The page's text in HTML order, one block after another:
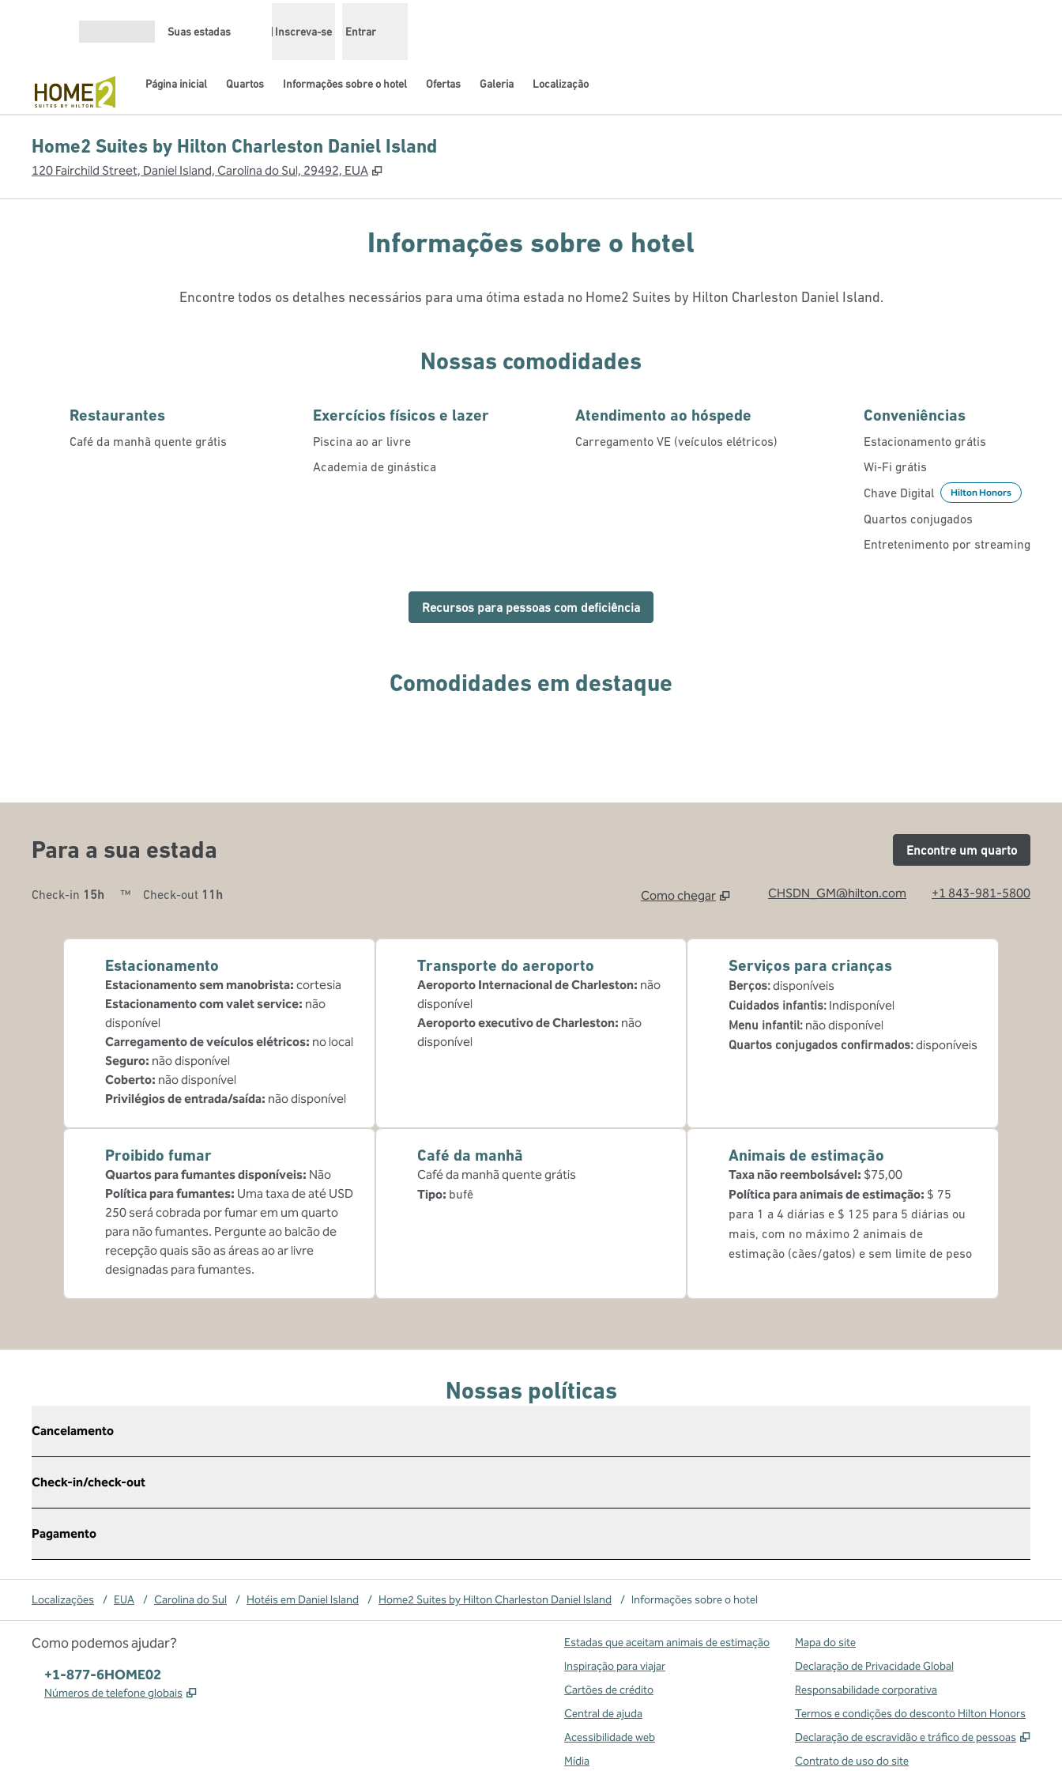
Suas estadas Inscreva-se Entrar
Página inicial Quartos Informações sobre o hotel Ofertas Galeria Localização
Home2 Suites by Hilton Charleston Daniel Island
120 Fairchild Street, Daniel Island, Carolina do Sul, 29492, EUA ,
Informações sobre o hotel
Encontre todos os detalhes necessários para uma ótima estada no Home2 Suites by Hilton Charleston Daniel Island.
Nossas comodidades
Restaurantes
Café da manhã quente grátis
Exercícios físicos e lazer
Piscina ao ar livre
Academia de ginástica
Atendimento ao hóspede
Carregamento VE (veículos elétricos)
Conveniências
Estacionamento grátis
Wi-Fi grátis
Chave Digital
Hilton Honors
Quartos conjugados
Entretenimento por streaming
Recursos para pessoas com deficiência
Comodidades em destaque
Para a sua estada Encontre um quarto
Check-in 15h ™ Check-out 11h
Como chegar
CHSDN_GM@hilton.com +1 843-981-5800
Estacionamento
Estacionamento sem manobrista: cortesia
Estacionamento com valet service: não
disponível
Carregamento de veículos elétricos: no local
Seguro: não disponível
Coberto: não disponível
Privilégios de entrada/saída: não disponível
Transporte do aeroporto
Aeroporto Internacional de Charleston: não
disponível
Aeroporto executivo de Charleston: não
disponível
Serviços para crianças
Berços:disponíveis
Cuidados infantis: Indisponível
Menu infantil: não disponível
Quartos conjugados confirmados:disponíveis
Proibido fumar
Quartos para fumantes disponíveis: Não
Política para fumantes: Uma taxa de até USD
250 será cobrada por fumar em um quarto
para não fumantes. Pergunte ao balcão de
recepção quais são as áreas ao ar livre
designadas para fumantes.
Café da manhã
Café da manhã quente grátis
Tipo: bufê
Animais de estimação
Taxa não reembolsável: $75,00
Política para animais de estimação: $ 75
para 1 a 4 diárias e $ 125 para 5 diárias ou
mais, com no máximo 2 animais de
estimação (cães/gatos) e sem limite de peso
Nossas políticas
Cancelamento
Check-in/check-out
Pagamento
Localizações / EUA / Carolina do Sul / Hotéis em Daniel Island / Home2 Suites by Hilton Charleston Daniel Island / Informações sobre o hotel
Como podemos ajudar?
Telefone:
+1-877-6HOME02
Números de telefone globais ,
Estadas que aceitam animais de estimação
Inspiração para viajar
Cartões de crédito
Central de ajuda
Acessibilidade web
Mídia
Mapa do site
Declaração de Privacidade Global
Responsabilidade corporativa
Termos e condições do desconto Hilton Honors
Declaração de escravidão e tráfico de pessoas
,
Contrato de uso do site